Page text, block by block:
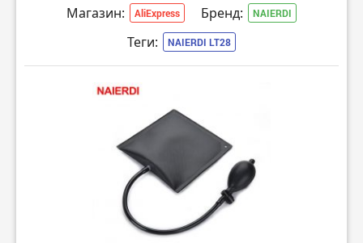
Магазин: AliExpress Бренд: NAIERDI
Теги: NAIERDI LT28